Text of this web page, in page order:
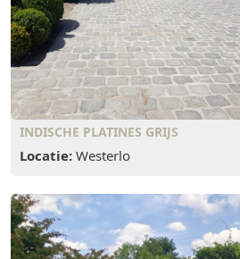
INDISCHE PLATINES GRIJS
Locatie: Westerlo